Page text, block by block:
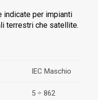
indicate per impianti
terrestri che satellite.
IEC Maschio
5 ÷ 862